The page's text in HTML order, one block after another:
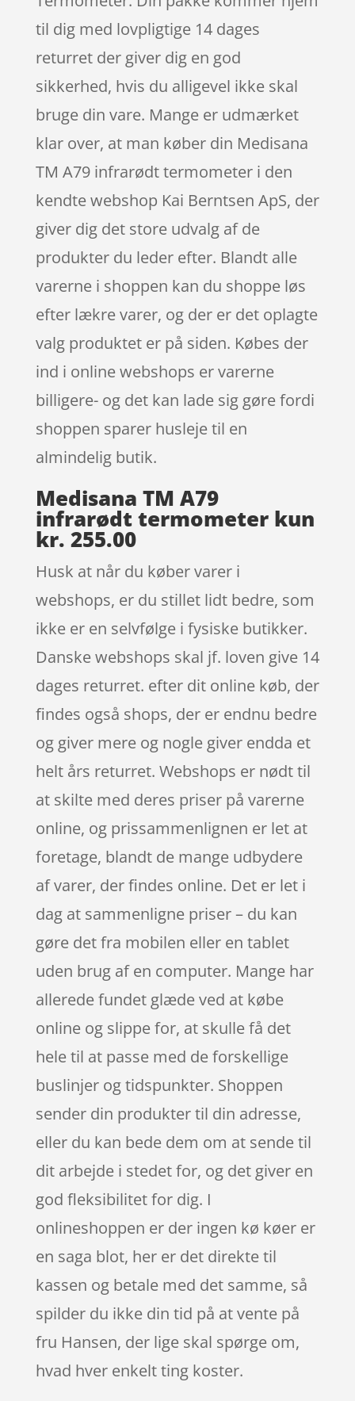
til dig med lovpligtige 14 dages
returret der giver dig en god
sikkerhed, hvis du alligevel ikke skal
bruge din vare. Mange er udmærket
klar over, at man køber din Medisana
TM A79 infrarødt termometer i den
kendte webshop Kai Berntsen ApS, der
giver dig det store udvalg af de
produkter du leder efter. Blandt alle
varerne i shoppen kan du shoppe løs
efter lækre varer, og der er det oplagte
valg produktet er på siden. Købes der
ind i online webshops er varerne
billigere- og det kan lade sig gøre fordi
shoppen sparer husleje til en
almindelig butik.
Medisana TM A79
infrarødt termometer kun
kr. 255.00
Husk at når du køber varer i
webshops, er du stillet lidt bedre, som
ikke er en selvfølge i fysiske butikker.
Danske webshops skal jf. loven give 14
dages returret. efter dit online køb, der
findes også shops, der er endnu bedre
og giver mere og nogle giver endda et
helt års returret. Webshops er nødt til
at skilte med deres priser på varerne
online, og prissammenlignen er let at
foretage, blandt de mange udbydere
af varer, der findes online. Det er let i
dag at sammenligne priser – du kan
gøre det fra mobilen eller en tablet
uden brug af en computer. Mange har
allerede fundet glæde ved at købe
online og slippe for, at skulle få det
hele til at passe med de forskellige
buslinjer og tidspunkter. Shoppen
sender din produkter til din adresse,
eller du kan bede dem om at sende til
dit arbejde i stedet for, og det giver en
god fleksibilitet for dig. I
onlineshoppen er der ingen kø køer er
en saga blot, her er det direkte til
kassen og betale med det samme, så
spilder du ikke din tid på at vente på
fru Hansen, der lige skal spørge om,
hvad hver enkelt ting koster.